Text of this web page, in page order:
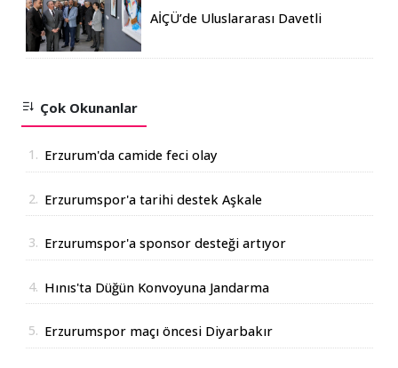
AİÇÜ’de Uluslararası Davetli
Çok Okunanlar
1. Erzurum'da camide feci olay
2. Erzurumspor'a tarihi destek Aşkale
3. Erzurumspor'a sponsor desteği artıyor
4. Hınıs'ta Düğün Konvoyuna Jandarma
5. Erzurumspor maçı öncesi Diyarbakır